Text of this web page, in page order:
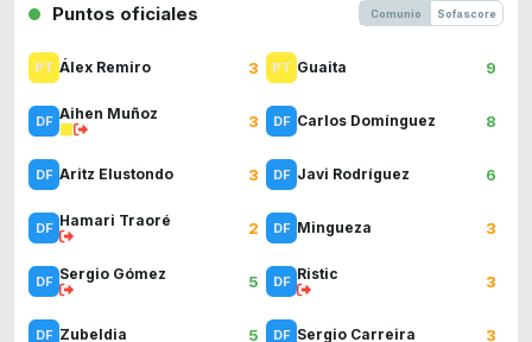
Puntos oficiales Comunio Sofascore
Álex Remiro 3
Aihen Muñoz 3
Aritz Elustondo 3
Hamari Traoré 2
Sergio Gómez 5
Zubeldia 5
Guaita 9
Carlos Domínguez 8
Javi Rodríguez 6
Mingueza 3
Ristic 3
Sergio Carreira 3